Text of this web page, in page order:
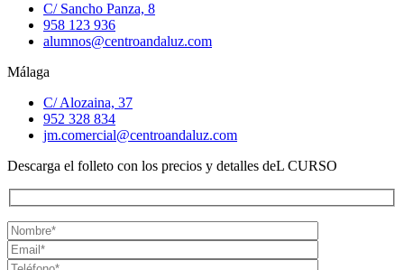
C/ Sancho Panza, 8
958 123 936
alumnos@centroandaluz.com
Málaga
C/ Alozaina, 37
952 328 834
jm.comercial@centroandaluz.com
Descarga el folleto con los precios y detalles deL CURSO